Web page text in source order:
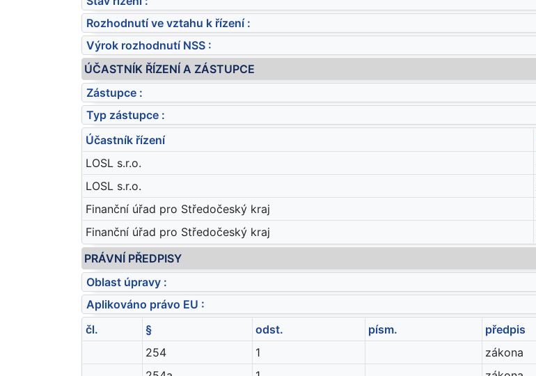
Rozhodnutí ve vztahu k řízení :
Výrok rozhodnutí NSS :
ÚČASTNÍK ŘÍZENÍ A ZÁSTUPCE
Zástupce :
Typ zástupce :
Účastník řízení
LOSL s.r.o.
LOSL s.r.o.
Finanční úřad pro Středočeský kraj
Finanční úřad pro Středočeský kraj
PRÁVNÍ PŘEDPISY
Oblast úpravy :
Aplikováno právo EU :
čl.
§ odst. písm. předpis
254
1 zákona